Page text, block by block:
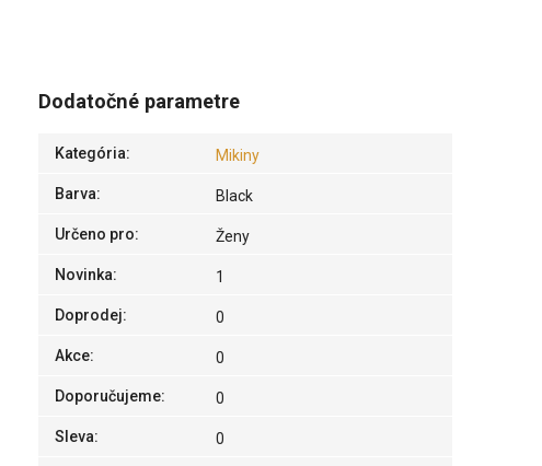
Dodatočné parametre
Kategória: Mikiny
Barva: Black
Určeno pro: Ženy
Novinka: 1
Doprodej: 0
Akce: 0
Doporučujeme: 0
Sleva: 0